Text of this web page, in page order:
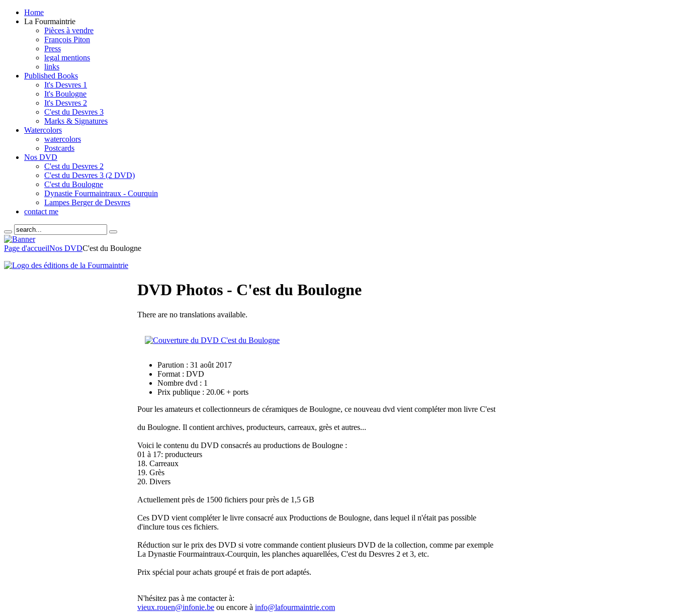
Home
La Fourmaintrie
Pièces à vendre
François Piton
Press
legal mentions
links
Published Books
It's Desvres 1
It's Boulogne
It's Desvres 2
C'est du Desvres 3
Marks & Signatures
Watercolors
watercolors
Postcards
Nos DVD
C'est du Desvres 2
C'est du Desvres 3 (2 DVD)
C'est du Boulogne
Dynastie Fourmaintraux - Courquin
Lampes Berger de Desvres
contact me
Page d'accueilNos DVDC'est du Boulogne
DVD Photos - C'est du Boulogne
There are no translations available.
Parution : 31 août 2017
Format : DVD
Nombre dvd : 1
Prix publique : 20.0€ + ports
Pour les amateurs et collectionneurs de céramiques de Boulogne, ce nouveau dvd vient compléter mon livre C'est
du Boulogne. Il contient archives, producteurs, carreaux, grès et autres...
Voici le contenu du DVD consacrés au productions de Boulogne :
01 à 17: producteurs
18. Carreaux
19. Grès
20. Divers
Actuellement près de 1500 fichiers pour près de 1,5 GB
Ces DVD vient compléter le livre consacré aux Productions de Boulogne, dans lequel il n'était pas possible
d'inclure tous ces fichiers.
Réduction sur le prix des DVD si votre commande contient plusieurs DVD de la collection, comme par exemple
La Dynastie Fourmaintraux-Courquin, les planches aquarellées, C'est du Desvres 2 et 3, etc.
Prix spécial pour achats groupé et frais de port adaptés.
N'hésitez pas à me contacter à:
vieux.rouen@infonie.be ou encore à info@lafourmaintrie.com